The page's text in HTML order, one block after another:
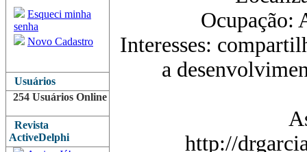
Esqueci minha
senha
Novo Cadastro
Usuários
254 Usuários Online
Revista
ActiveDelphi
Ocupação:
Interesses:
a
http://